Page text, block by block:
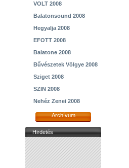
VOLT 2008
Balatonsound 2008
Hegyalja 2008
EFOTT 2008
Balatone 2008
Bűvészetek Völgye 2008
Sziget 2008
SZIN 2008
Nehéz Zenei 2008
Archívum
Hirdetés